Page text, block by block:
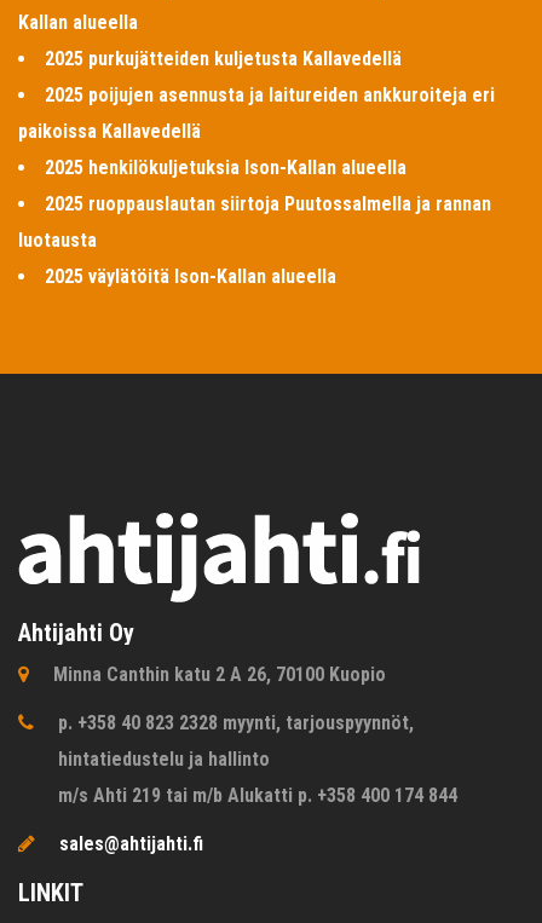
Kallan alueella
2025 purkujätteiden kuljetusta Kallavedellä
2025 poijujen asennusta ja laitureiden ankkuroiteja eri
paikoissa Kallavedellä
2025 henkilökuljetuksia Ison-Kallan alueella
2025 ruoppauslautan siirtoja Puutossalmella ja rannan
luotausta
2025 väylätöitä Ison-Kallan alueella
Ahtijahti Oy
Minna Canthin katu 2 A 26, 70100 Kuopio
p. +358 40 823 2328 myynti, tarjouspyynnöt,
hintatiedustelu ja hallinto
m/s Ahti 219 tai m/b Alukatti p. +358 400 174 844
sales@ahtijahti.fi
LINKIT